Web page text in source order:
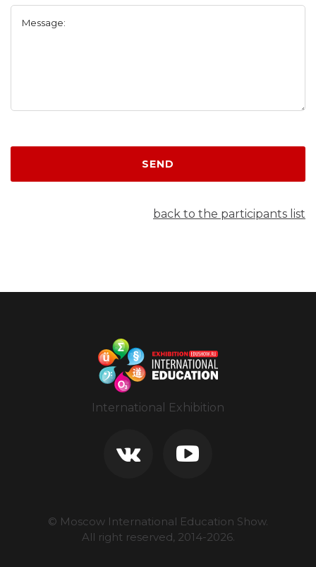
Message:
SEND
back to the participants list
International Exhibition
© Moscow International Education Show.
All right reserved, 2014-2026.